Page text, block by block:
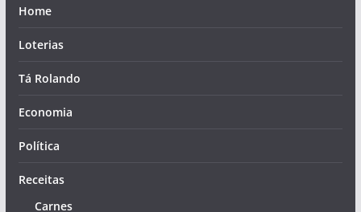
Home
Loterias
Tá Rolando
Economia
Política
Receitas
Carnes